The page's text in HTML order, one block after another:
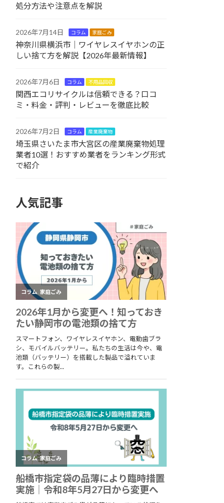
処分方法や注意点を解説
2026年7月14日 コラム 家庭ごみ
神奈川県横浜市｜ワイヤレスイヤホンの正
しい捨て方を解説【2026年最新情報】
2026年7月6日 コラム 不用品回収
関西エコリサイクルは信頼できる？口コ
ミ・料金・評判・レビューを徹底比較
2026年7月2日 コラム 産業廃棄物
埼玉県さいたま市大宮区の産業廃棄物処理
業者10選！おすすめ業者をランキング形式
で紹介
人気記事